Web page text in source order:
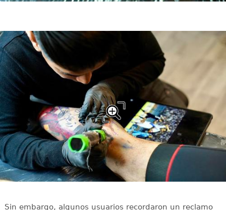
Sin embargo, algunos usuarios recordaron un reclamo